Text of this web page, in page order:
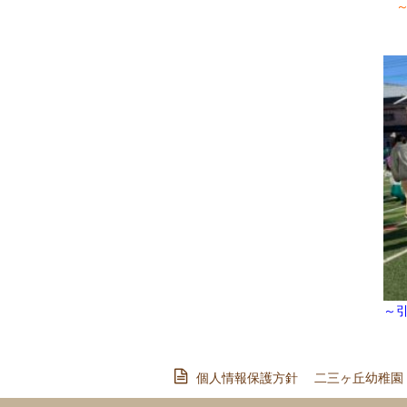
～
～
個人情報保護方針 二三ヶ丘幼稚園